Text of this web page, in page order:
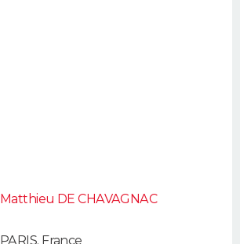
Matthieu DE CHAVAGNAC
PARIS, France